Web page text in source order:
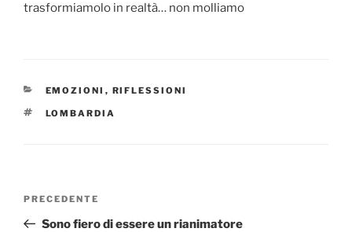
trasformiamolo in realtà… non molliamo
CATEGORIE
EMOZIONI , RIFLESSIONI
TAG
LOMBARDIA
Articolo
precedente:
PRECEDENTE
Sono fiero di essere un rianimatore